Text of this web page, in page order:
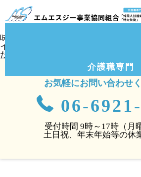
介護職専門
パフェ作り☆介護付有料老人ホーム
（2022.6.26）
パフェ作りのレクをしました！
味深々です＾＾
インドネシアからの技能実習生にも
た。
お気軽にお問い合わせく
06-
受付時間 9時～17時（月
土日祝、年末年始等の休